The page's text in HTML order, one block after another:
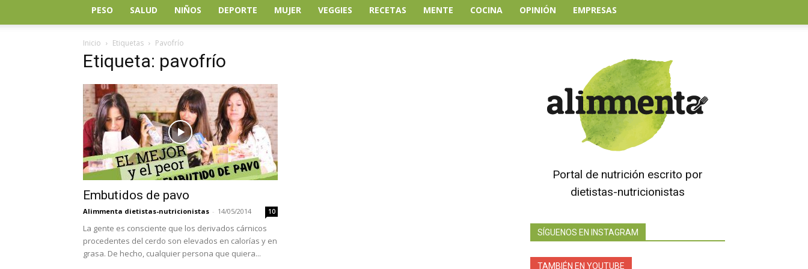
PESO SALUD NIÑOS DEPORTE MUJER VEGGIES RECETAS MENTE COCINA OPINIÓN EMPRESAS
Inicio Etiquetas Pavofrío
Etiqueta: pavofrío
Embutidos de pavo
Alimmenta dietistas-nutricionistas - 14/05/2014 10
La gente es consciente que los derivados cárnicos
procedentes del cerdo son elevados en calorías y en
grasa. De hecho, cualquier persona que quiera...
Portal de nutrición escrito por
dietistas-nutricionistas
SÍGUENOS EN INSTAGRAM
TAMBIÉN EN YOUTUBE